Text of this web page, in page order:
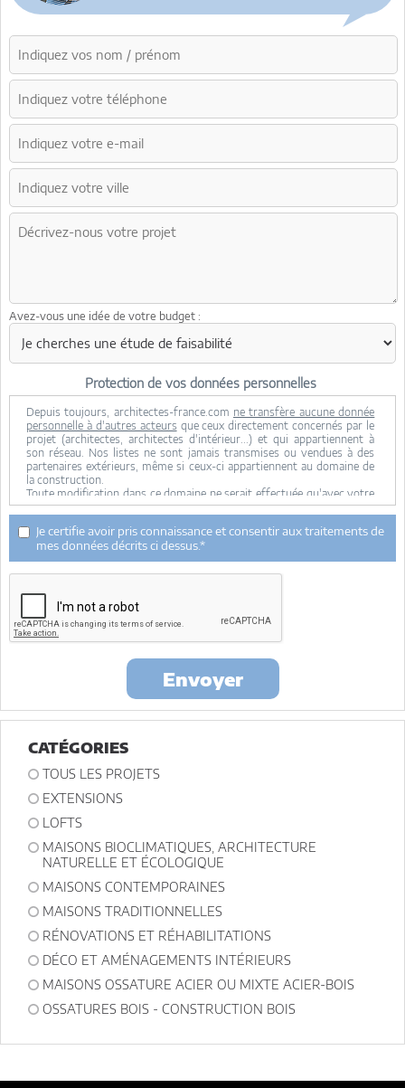
Avez-vous une idée de votre budget :
Protection de vos données personnelles
Depuis toujours, architectes-france.com ne transfère aucune donnée
personnelle à d'autres acteurs que ceux directement concernés par le
projet (architectes, architectes d'intérieur...) et qui appartiennent à
son réseau. Nos listes ne sont jamais transmises ou vendues à des
partenaires extérieurs, même si ceux-ci appartiennent au domaine de
la construction.
Toute modification dans ce domaine ne serait effectuée qu'avec votre
consentement.
Je consens à ce que mes données personnelles soient collectées pour
permettre à architectes-france de transférer votre projet aux
architectes. Seul Architectes-france, ses équipes internes et la
maitrise d'oeuvre concernée par le projet y ont accès. Aucune
transmission de données à des tiers à l'exclusion de ceux décrits ci
dessus n'est réalisée.
Mes données téléphoniques seront uniquement utilisées par
Architectes-france.com et les architectes de notre réseau dans le
cadre de la qualification et du suivi de mon projet.
Les données sont conservées pendant une durée de 18 mois courant à
partir des derniers contacts effectifs entre architectes-france et vous
ou architectes-france et un membre de la maitrise d'oeuvre en
rapport avec ce projet et qui serait en relation avec architectes-france.
Conformément à laloi « informatique et libertés », vous pouvez
rectifier en contactant : Architectes-france, 23 avenue du Mirail - parc
du Mirail - 33370 Artigues-près Bordeaux. Tél. 05.47.74.51.01 -
contact@architectes-france.com
Je certifie avoir pris connaissance et consentir aux traitements de
mes données décrits ci dessus.*
Envoyer
CATÉGORIES
TOUS LES PROJETS
EXTENSIONS
LOFTS
MAISONS BIOCLIMATIQUES, ARCHITECTURE
NATURELLE ET ÉCOLOGIQUE
MAISONS CONTEMPORAINES
MAISONS TRADITIONNELLES
RÉNOVATIONS ET RÉHABILITATIONS
DÉCO ET AMÉNAGEMENTS INTÉRIEURS
MAISONS OSSATURE ACIER OU MIXTE ACIER-BOIS
OSSATURES BOIS - CONSTRUCTION BOIS